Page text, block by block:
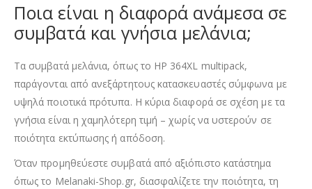
Ποια είναι η διαφορά ανάμεσα σε
συμβατά και γνήσια μελάνια;
Τα συμβατά μελάνια, όπως το HP 364XL multipack,
παράγονται από ανεξάρτητους κατασκευαστές σύμφωνα με
υψηλά ποιοτικά πρότυπα. Η κύρια διαφορά σε σχέση με τα
γνήσια είναι η χαμηλότερη τιμή – χωρίς να υστερούν σε
ποιότητα εκτύπωσης ή απόδοση.
Όταν προμηθεύεστε συμβατά από αξιόπιστο κατάστημα
όπως το Melanaki-Shop.gr, διασφαλίζετε την ποιότητα, τη